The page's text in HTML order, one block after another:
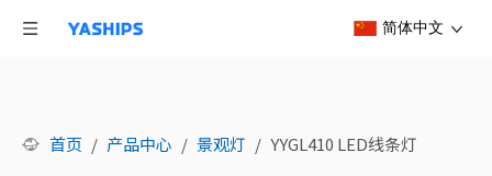
简体中文
首页 / 产品中心 / 景观灯 / YYGL410 LED线条灯